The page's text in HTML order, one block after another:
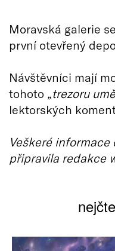
Moravská galerie
první otevřený
Návštěvníci mají
tohoto „trezoru
lektorských
Veškeré
připravila redakce